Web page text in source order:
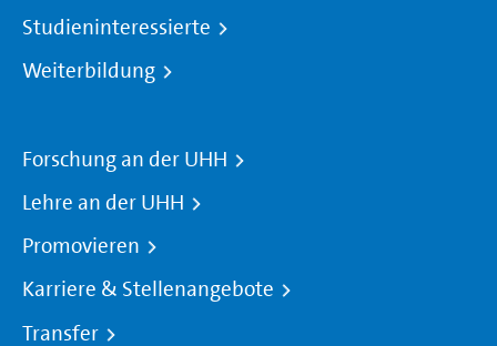
Studieninteressierte
Weiterbildung
Forschung an der UHH
Lehre an der UHH
Promovieren
Karriere & Stellenangebote
Transfer